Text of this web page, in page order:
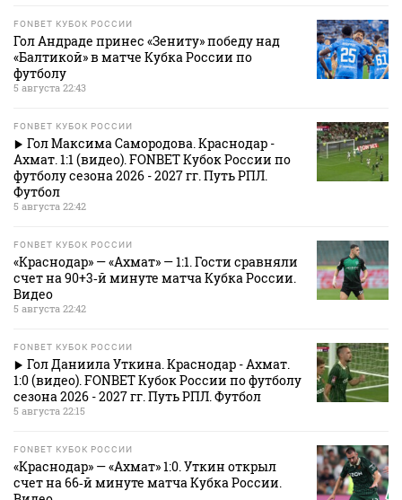
FONBET КУБОК РОССИИ
Гол Андраде принес «Зениту» победу над
«Балтикой» в матче Кубка России по
футболу
5 августа 22:43
FONBET КУБОК РОССИИ
Гол Максима Самородова. Краснодар -
Ахмат. 1:1 (видео). FONBET Кубок России по
футболу сезона 2026 - 2027 гг. Путь РПЛ.
Футбол
5 августа 22:42
FONBET КУБОК РОССИИ
«Краснодар» — «Ахмат» — 1:1. Гости сравняли
счет на 90+3‑й минуте матча Кубка России.
Видео
5 августа 22:42
FONBET КУБОК РОССИИ
Гол Даниила Уткина. Краснодар - Ахмат.
1:0 (видео). FONBET Кубок России по футболу
сезона 2026 - 2027 гг. Путь РПЛ. Футбол
5 августа 22:15
FONBET КУБОК РОССИИ
«Краснодар» — «Ахмат» 1:0. Уткин открыл
счет на 66‑й минуте матча Кубка России.